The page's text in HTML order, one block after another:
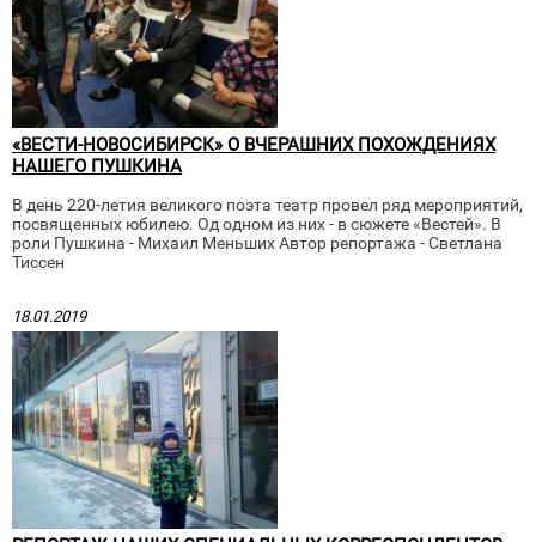
«ВЕСТИ-НОВОСИБИРСК» О ВЧЕРАШНИХ ПОХОЖДЕНИЯХ
НАШЕГО ПУШКИНА
В день 220-летия великого поэта театр провел ряд мероприятий,
посвященных юбилею. Од одном из них - в сюжете «Вестей». В
роли Пушкина - Михаил Меньших Автор репортажа - Светлана
Тиссен
18.01.2019